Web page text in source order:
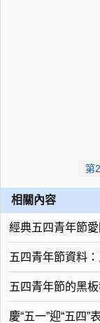
第
相關內容
經典五四青年節
五四青年節資料
五四青年節的黑
慶“五一”迎“五四”